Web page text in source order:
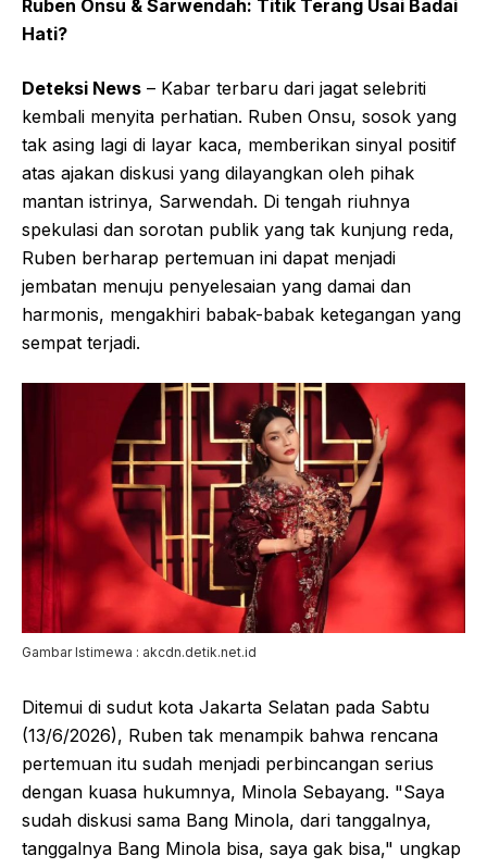
Ruben Onsu & Sarwendah: Titik Terang Usai Badai
Hati?
Deteksi News – Kabar terbaru dari jagat selebriti
kembali menyita perhatian. Ruben Onsu, sosok yang
tak asing lagi di layar kaca, memberikan sinyal positif
atas ajakan diskusi yang dilayangkan oleh pihak
mantan istrinya, Sarwendah. Di tengah riuhnya
spekulasi dan sorotan publik yang tak kunjung reda,
Ruben berharap pertemuan ini dapat menjadi
jembatan menuju penyelesaian yang damai dan
harmonis, mengakhiri babak-babak ketegangan yang
sempat terjadi.
Gambar Istimewa : akcdn.detik.net.id
Ditemui di sudut kota Jakarta Selatan pada Sabtu
(13/6/2026), Ruben tak menampik bahwa rencana
pertemuan itu sudah menjadi perbincangan serius
dengan kuasa hukumnya, Minola Sebayang. "Saya
sudah diskusi sama Bang Minola, dari tanggalnya,
tanggalnya Bang Minola bisa, saya gak bisa," ungkap